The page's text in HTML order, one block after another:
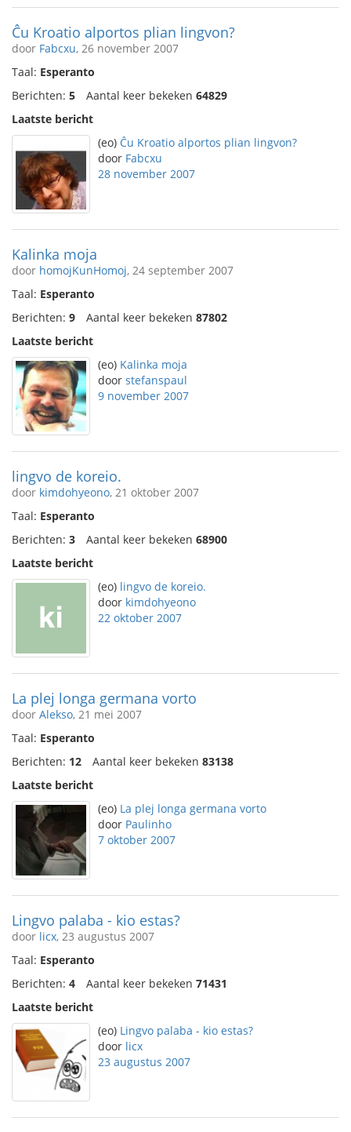
Ĉu Kroatio alportos plian lingvon?
door Fabcxu, 26 november 2007
Taal: Esperanto
Berichten: 5 Aantal keer bekeken 64829
Laatste bericht
(eo) Ĉu Kroatio alportos plian lingvon?
door Fabcxu
28 november 2007
Kalinka moja
door homojKunHomoj, 24 september 2007
Taal: Esperanto
Berichten: 9 Aantal keer bekeken 87802
Laatste bericht
(eo) Kalinka moja
door stefanspaul
9 november 2007
lingvo de koreio.
door kimdohyeono, 21 oktober 2007
Taal: Esperanto
Berichten: 3 Aantal keer bekeken 68900
Laatste bericht
(eo) lingvo de koreio.
door kimdohyeono
22 oktober 2007
La plej longa germana vorto
door Alekso, 21 mei 2007
Taal: Esperanto
Berichten: 12 Aantal keer bekeken 83138
Laatste bericht
(eo) La plej longa germana vorto
door Paulinho
7 oktober 2007
Lingvo palaba - kio estas?
door licx, 23 augustus 2007
Taal: Esperanto
Berichten: 4 Aantal keer bekeken 71431
Laatste bericht
(eo) Lingvo palaba - kio estas?
door licx
23 augustus 2007